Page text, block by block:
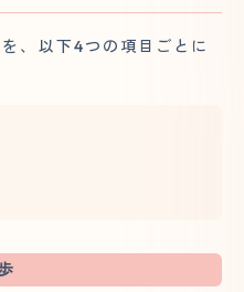
、以下4つの項目ごとに